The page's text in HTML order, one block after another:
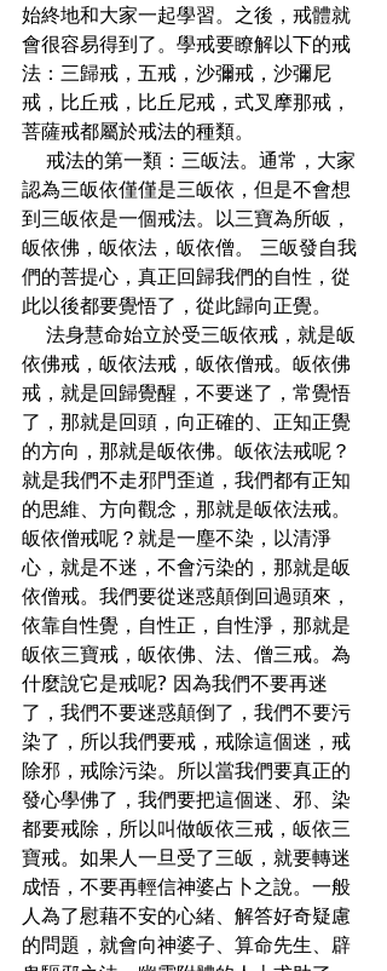
始終地和大家一起學習。之後，戒體就
會很容易得到了。學戒要瞭解以下的戒
法：三歸戒，五戒，沙彌戒，沙彌尼
戒，比丘戒，比丘尼戒，式叉摩那戒，
菩薩戒都屬於戒法的種類。
戒法的第一類：三皈法。通常，大家
認為三皈依僅僅是三皈依，但是不會想
到三皈依是一個戒法。以三寶為所皈，
皈依佛，皈依法，皈依僧。 三皈發自我
們的菩提心，真正回歸我們的自性，從
此以後都要覺悟了，從此歸向正覺。
法身慧命始立於受三皈依戒，就是皈
依佛戒，皈依法戒，皈依僧戒。皈依佛
戒，就是回歸覺醒，不要迷了，常覺悟
了，那就是回頭，向正確的、正知正覺
的方向，那就是皈依佛。皈依法戒呢？
就是我們不走邪門歪道，我們都有正知
的思維、方向觀念，那就是皈依法戒。
皈依僧戒呢？就是一塵不染，以清淨
心，就是不迷，不會污染的，那就是皈
依僧戒。我們要從迷惑顛倒回過頭來，
依靠自性覺，自性正，自性淨，那就是
皈依三寶戒，皈依佛、法、僧三戒。為
什麼說它是戒呢? 因為我們不要再迷
了，我們不要迷惑顛倒了，我們不要污
染了，所以我們要戒，戒除這個迷，戒
除邪，戒除污染。所以當我們要真正的
發心學佛了，我們要把這個迷、邪、染
都要戒除，所以叫做皈依三戒，皈依三
寶戒。如果人一旦受了三皈，就要轉迷
成悟，不要再輕信神婆占卜之說。一般
人為了慰藉不安的心緒、解答好奇疑慮
的問題，就會向神婆子、算命先生、辟